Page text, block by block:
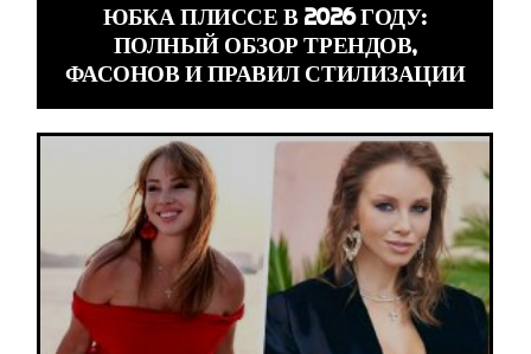
ЮБКА ПЛИССЕ В 2026 ГОДУ:
ПОЛНЫЙ ОБЗОР ТРЕНДОВ,
ФАСОНОВ И ПРАВИЛ СТИЛИЗАЦИИ